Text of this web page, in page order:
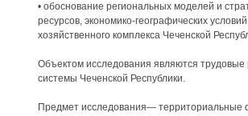
• обоснование региональных моделей и
ресурсов, экономико-географических
хозяйственного комплекса Чеченской
Объектом исследования являются
системы Чеченской Республики.
Предмет исследования—